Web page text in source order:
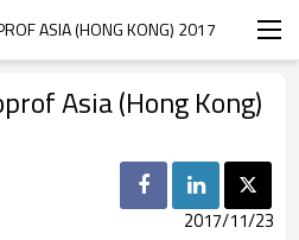
ASIA (HONG KONG) 2017
Asia (Hong Kong)
2017/11/23